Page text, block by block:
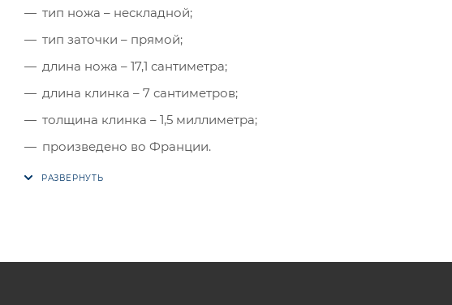
тип ножа – нескладной;
тип заточки – прямой;
длина ножа – 17,1 сантиметра;
длина клинка – 7 сантиметров;
толщина клинка – 1,5 миллиметра;
произведено во Франции.